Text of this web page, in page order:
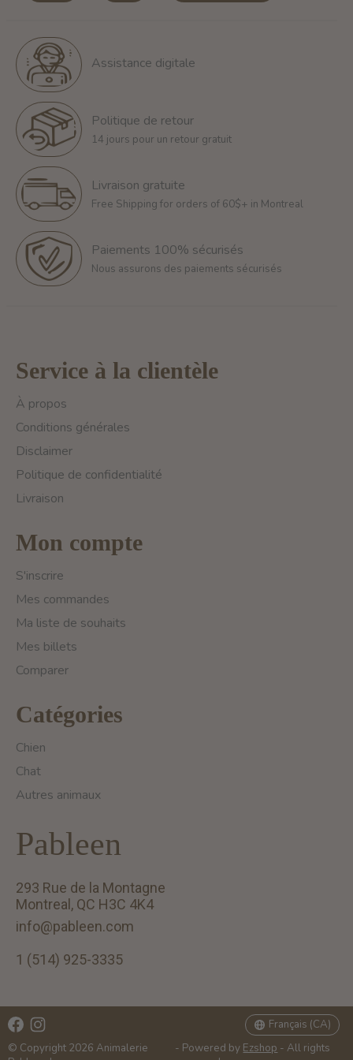
Assistance digitale
Politique de retour
14 jours pour un retour gratuit
Livraison gratuite
Free Shipping for orders of 60$+ in Montreal
Paiements 100% sécurisés
Nous assurons des paiements sécurisés
Service à la clientèle
À propos
Conditions générales
Disclaimer
Politique de confidentialité
Livraison
Mon compte
S'inscrire
Mes commandes
Ma liste de souhaits
Mes billets
Comparer
Catégories
Chien
Chat
Autres animaux
Pableen
293 Rue de la Montagne
Montreal, QC H3C 4K4
info@pableen.com
1 (514) 925-3335
© Copyright 2026 Animalerie
- Powered by Ezshop - All rights
Français (CA)